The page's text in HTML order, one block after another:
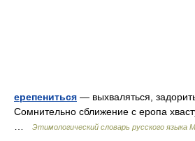
ерепениться — выхваляться,
Сомнительно сближение с еропа
Этимологический словарь русского языка